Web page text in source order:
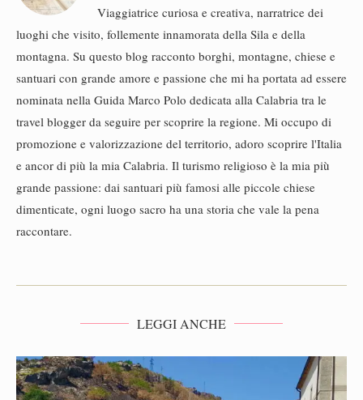
Viaggiatrice curiosa e creativa, narratrice dei
luoghi che visito, follemente innamorata della Sila e della
montagna. Su questo blog racconto borghi, montagne, chiese e
santuari con grande amore e passione che mi ha portata ad essere
nominata nella Guida Marco Polo dedicata alla Calabria tra le
travel blogger da seguire per scoprire la regione. Mi occupo di
promozione e valorizzazione del territorio, adoro scoprire l'Italia
e ancor di più la mia Calabria. Il turismo religioso è la mia più
grande passione: dai santuari più famosi alle piccole chiese
dimenticate, ogni luogo sacro ha una storia che vale la pena
raccontare.
LEGGI ANCHE